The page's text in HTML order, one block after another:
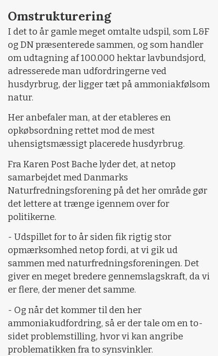
Omstrukturering
I det to år gamle meget omtalte udspil, som L&F
og DN præsenterede sammen, og som handler
om udtagning af 100.000 hektar lavbundsjord,
adresserede man udfordringerne ved
husdyrbrug, der ligger tæt på ammoniakfølsom
natur.
Her anbefaler man, at der etableres en
opkøbsordning rettet mod de mest
uhensigtsmæssigt placerede husdyrbrug.
Fra Karen Post Bache lyder det, at netop
samarbejdet med Danmarks
Naturfredningsforening på det her område gør
det lettere at trænge igennem over for
politikerne.
- Udspillet for to år siden fik rigtig stor
opmærksomhed netop fordi, at vi gik ud
sammen med naturfredningsforeningen. Det
giver en meget bredere gennemslagskraft, da vi
er flere, der mener det samme.
- Og når det kommer til den her
ammoniakudfordring, så er der tale om en to-
sidet problemstilling, hvor vi kan angribe
problematikken fra to synsvinkler.